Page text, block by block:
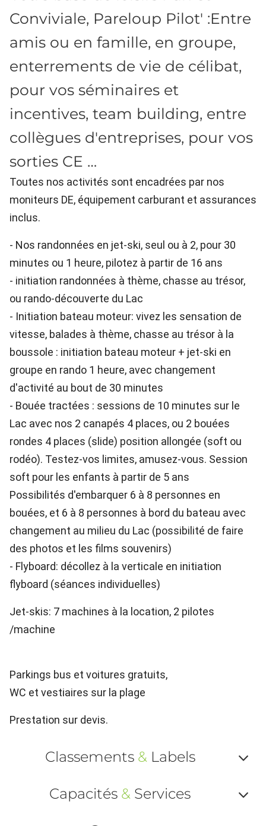
Conviviale, Pareloup Pilot' :Entre
amis ou en famille, en groupe,
enterrements de vie de célibat,
pour vos séminaires et
incentives, team building, entre
collègues d'entreprises, pour vos
sorties CE …
Toutes nos activités sont encadrées par nos
moniteurs DE, équipement carburant et assurances
inclus.
- Nos randonnées en jet-ski, seul ou à 2, pour 30
minutes ou 1 heure, pilotez à partir de 16 ans
- initiation randonnées à thème, chasse au trésor,
ou rando-découverte du Lac
- Initiation bateau moteur: vivez les sensation de
vitesse, balades à thème, chasse au trésor à la
boussole : initiation bateau moteur + jet-ski en
groupe en rando 1 heure, avec changement
d'activité au bout de 30 minutes
- Bouée tractées : sessions de 10 minutes sur le
Lac avec nos 2 canapés 4 places, ou 2 bouées
rondes 4 places (slide) position allongée (soft ou
rodéo). Testez-vos limites, amusez-vous. Session
soft pour les enfants à partir de 5 ans
Possibilités d'embarquer 6 à 8 personnes en
bouées, et 6 à 8 personnes à bord du bateau avec
changement au milieu du Lac (possibilité de faire
des photos et les films souvenirs)
- Flyboard: décollez à la verticale en initiation
flyboard (séances individuelles)
Jet-skis: 7 machines à la location, 2 pilotes
/machine
Parkings bus et voitures gratuits,
WC et vestiaires sur la plage
Prestation sur devis.
Classements &Labels
ou
Capacités & Services